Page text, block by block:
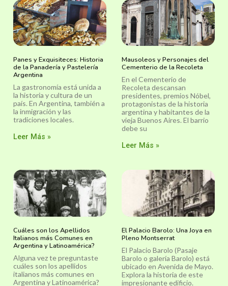
Panes y Exquisiteces: Historia
de la Panadería y Pastelería
Argentina
La gastronomía está unida a
la historia y cultura de un
país. En Argentina, también a
la inmigración y las
tradiciones locales.
Leer Más »
Mausoleos y Personajes del
Cementerio de la Recoleta
En el Cementerio de
Recoleta descansan
presidentes, premios Nóbel,
protagonistas de la historia
argentina y habitantes de la
vieja Buenos Aires. El barrio
debe su
Leer Más »
Cuáles son los Apellidos
Italianos más Comunes en
Argentina y Latinoamérica?
Alguna vez te preguntaste
cuáles son los apellidos
italianos más comunes en
Argentina y Latinoamérica?
El Palacio Barolo: Una Joya en
Pleno Montserrat
El Palacio Barolo (Pasaje
Barolo o galería Barolo) está
ubicado en Avenida de Mayo.
Explora la historia de este
impresionante edificio.